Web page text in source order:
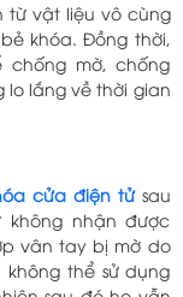
từ vật liệu vô cùng
khóa. Đồng thời,
mờ, chống
lo lắng về thời gian
cửa điện tửsau
nhận được
vân tay bị mờ do
thể sử dụng